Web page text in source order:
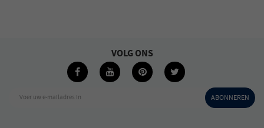
Voer uw e-mailadres in ABONNEREN
VOLG ONS